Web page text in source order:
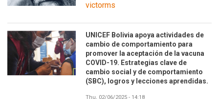
victorms
UNICEF Bolivia apoya actividades de
cambio de comportamiento para
promover la aceptación de la vacuna
COVID-19. Estrategias clave de
cambio social y de comportamiento
(SBC), logros y lecciones aprendidas.
Thu, 02/06/2025 - 14:18